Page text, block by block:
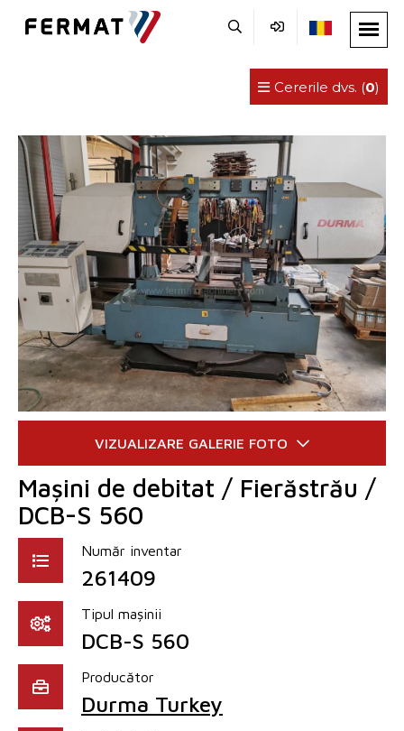
Cererile dvs. (0)
Mașini de debitat / Fierăstrău /
DCB-S 560
Număr inventar
261409
Tipul mașinii
DCB-S 560
Producător
Durma Turkey